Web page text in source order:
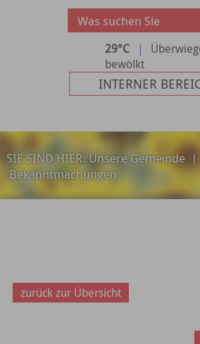
29°C |
bewölkt
INTERNER
SIE SIND HIER:Unsere Gemeinde|
Bekanntmachungen
zurück zur Übersicht